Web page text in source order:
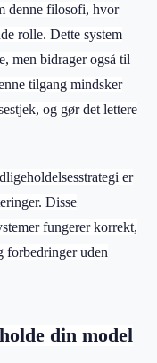
denne filosofi, hvor
rolle. Dette system
men bidrager også til
tilgang mindsker
og gør det lettere
er
Disse
fungerer korrekt,
forbedringer uden
din model